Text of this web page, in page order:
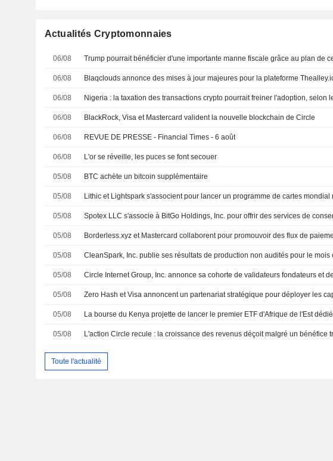
Actualités Cryptomonnaies
06/08
06/08
06/08
06/08 BlackRock, Visa et Mastercard valident la nouvelle blockchain de Circle
06/08 REVUE DE PRESSE - Financial Times - 6 août
06/08 L'or se réveille, les puces se font secouer
05/08 BTC achète un bitcoin supplémentaire
05/08
05/08
05/08
05/08
05/08
05/08
05/08
05/08
Toute l'actualité